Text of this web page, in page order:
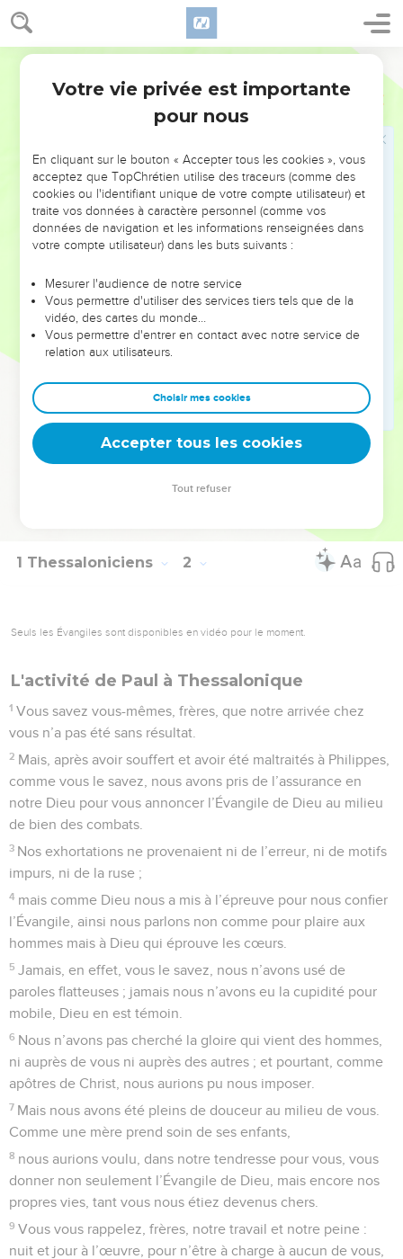
1 Thessaloniciens 1
élus,
5 car notre Évangile n’est pas venu jusqu’à vous en paroles
une pleine certitude. Vous savez, en effet, ce que, à cause
de vous, nous avons été parmi vous.
Vous êtes devenus nos imitateurs et ceux du Seigneur, en
recevant la parole au milieu de beaucoup de tribulations,
avec la joie de l’Esprit Saint.
Ainsi vous êtes devenus un modèle pour tous les croyants
en Macédoine et en Achaïe.
seulement en Macédoine et en Achaïe, mais votre foi en
Dieu s’est fait connaître en tout lieu, à tel point que nous
n’avons pas besoin d’en parler.
On raconte, à notre sujet, quel accès nous avons eu auprès
vous détournant des idoles pour servir le Dieu vivant et vrai,
et pour attendre des cieux son Fils qu’il a ressuscité
d’entre les morts, Jésus, qui nous délivre de la colère à venir.
© Société biblique française – Bibli’O, 1978, avec autorisation. Pour vous procurer
1 Thessaloniciens 2
Seuls les Évangiles sont disponibles en vidéo pour le moment.
L'activité de Paul à Thessalonique
1 Vous savez vous-mêmes, frères, que notre arrivée chez
vous n’a pas été sans résultat.
2 Mais, après avoir souffert et avoir été maltraités à Philippes,
comme vous le savez, nous avons pris de l’assurance en
notre Dieu pour vous annoncer l’Évangile de Dieu au milieu
de bien des combats.
3 Nos exhortations ne provenaient ni de l’erreur, ni de motifs
impurs, ni de la ruse ;
4 mais comme Dieu nous a mis à l’épreuve pour nous confier
l’Évangile, ainsi nous parlons non comme pour plaire aux
hommes mais à Dieu qui éprouve les cœurs.
5 Jamais, en effet, vous le savez, nous n’avons usé de
paroles flatteuses ; jamais nous n’avons eu la cupidité pour
mobile, Dieu en est témoin.
6 Nous n’avons pas cherché la gloire qui vient des hommes,
ni auprès de vous ni auprès des autres ; et pourtant, comme
apôtres de Christ, nous aurions pu nous imposer.
7 Mais nous avons été pleins de douceur au milieu de vous.
Comme une mère prend soin de ses enfants,
8 nous aurions voulu, dans notre tendresse pour vous, vous
donner non seulement l’Évangile de Dieu, mais encore nos
propres vies, tant vous nous étiez devenus chers.
9 Vous vous rappelez, frères, notre travail et notre peine :
nuit et jour à l’œuvre, pour n’être à charge à aucun de vous,
Votre vie privée est importante
pour nous
En cliquant sur le bouton « Accepter tous les cookies », vous
acceptez que TopChrétien utilise des traceurs (comme des
cookies ou l'identifiant unique de votre compte utilisateur) et
traite vos données à caractère personnel (comme vos
données de navigation et les informations renseignées dans
votre compte utilisateur) dans les buts suivants :
Mesurer l'audience de notre service
Vous permettre d'utiliser des services tiers tels que de la
vidéo, des cartes du monde…
Vous permettre d'entrer en contact avec notre service de
relation aux utilisateurs.
Choisir mes cookies
Accepter tous les cookies
Tout refuser